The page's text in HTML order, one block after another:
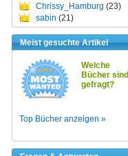
Chrissy_Hamburg (23)
sabin (21)
Meist gesuchte Artikel
Welche
Bücher sind
gefragt?
Top Bücher anzeigen »